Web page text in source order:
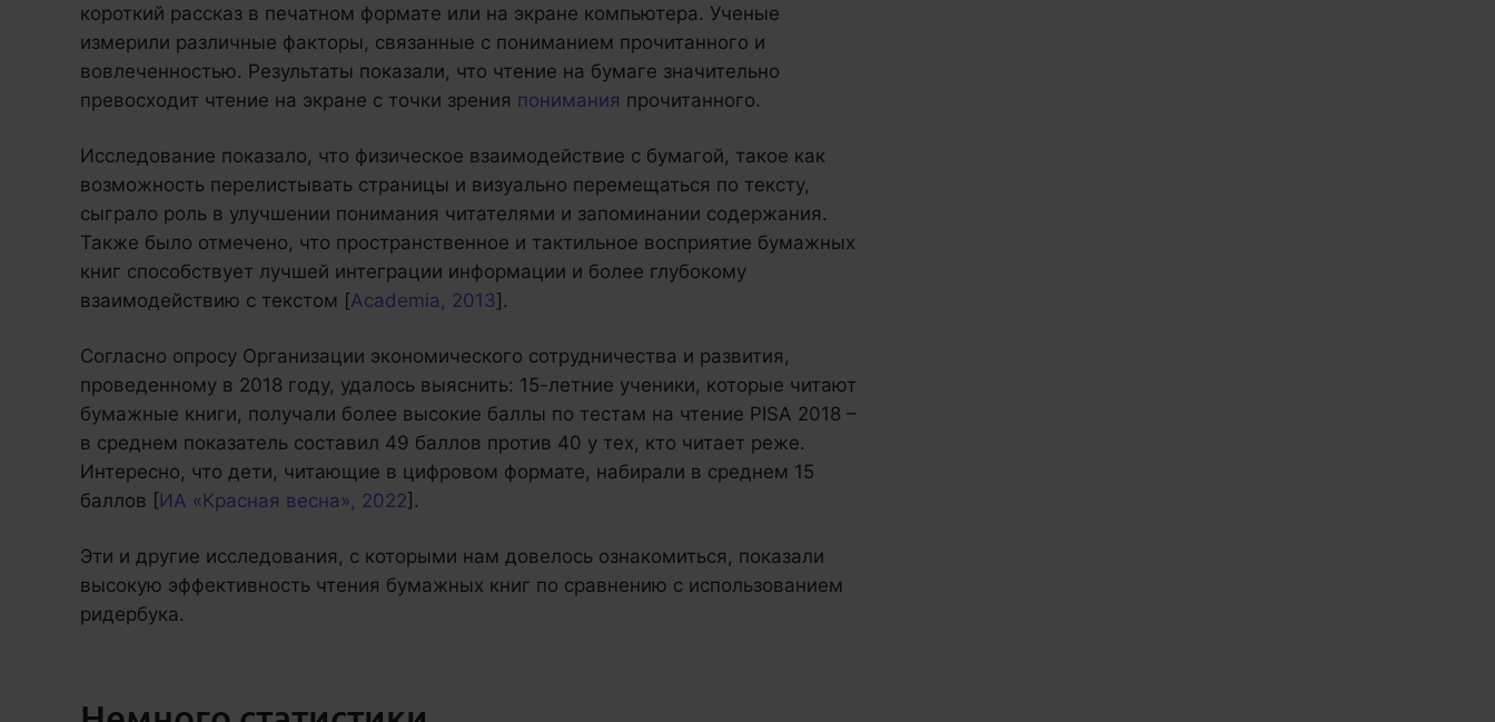
короткий рассказ в печатном формате или на экране компьютера. Ученые
измерили различные факторы, связанные с пониманием прочитанного и
вовлеченностью. Результаты показали, что чтение на бумаге значительно
превосходит чтение на экране с точки зрения понимания прочитанного.
Исследование показало, что физическое взаимодействие с бумагой, такое как
возможность перелистывать страницы и визуально перемещаться по тексту,
сыграло роль в улучшении понимания читателями и запоминании содержания.
Также было отмечено, что пространственное и тактильное восприятие бумажных
книг способствует лучшей интеграции информации и более глубокому
взаимодействию с текстом [Academia, 2013].
Согласно опросу Организации экономического сотрудничества и развития,
проведенному в 2018 году, удалось выяснить: 15-летние ученики, которые читают
бумажные книги, получали более высокие баллы по тестам на чтение PISA 2018 –
в среднем показатель составил 49 баллов против 40 у тех, кто читает реже.
Интересно, что дети, читающие в цифровом формате, набирали в среднем 15
баллов [ИА «Красная весна», 2022].
Эти и другие исследования, с которыми нам довелось ознакомиться, показали
высокую эффективность чтения бумажных книг по сравнению с использованием
ридербука.